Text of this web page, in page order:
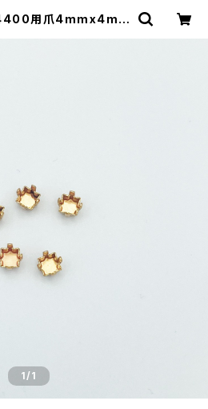
用爪4mmx4mm
1/1